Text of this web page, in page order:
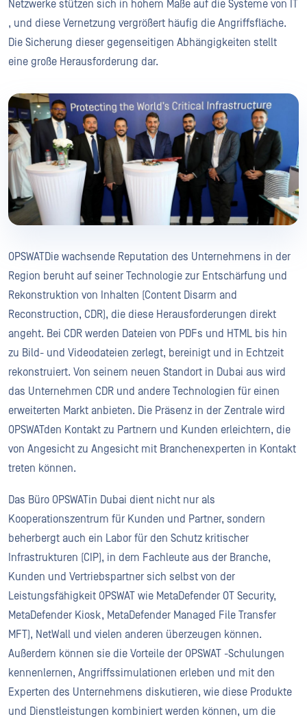
Netzwerke stützen sich in hohem Maße auf die Systeme von IT
, und diese Vernetzung vergrößert häufig die Angriffsfläche.
Die Sicherung dieser gegenseitigen Abhängigkeiten stellt
eine große Herausforderung dar.
OPSWATDie wachsende Reputation des Unternehmens in der
Region beruht auf seiner Technologie zur Entschärfung und
Rekonstruktion von Inhalten (Content Disarm and
Reconstruction, CDR), die diese Herausforderungen direkt
angeht. Bei CDR werden Dateien von PDFs und HTML bis hin
zu Bild- und Videodateien zerlegt, bereinigt und in Echtzeit
rekonstruiert. Von seinem neuen Standort in Dubai aus wird
das Unternehmen CDR und andere Technologien für einen
erweiterten Markt anbieten. Die Präsenz in der Zentrale wird
OPSWATden Kontakt zu Partnern und Kunden erleichtern, die
von Angesicht zu Angesicht mit Branchenexperten in Kontakt
treten können.
Das Büro OPSWATin Dubai dient nicht nur als
Kooperationszentrum für Kunden und Partner, sondern
beherbergt auch ein Labor für den Schutz kritischer
Infrastrukturen (CIP), in dem Fachleute aus der Branche,
Kunden und Vertriebspartner sich selbst von der
Leistungsfähigkeit OPSWAT wie MetaDefender OT Security,
MetaDefender Kiosk, MetaDefender Managed File Transfer
MFT), NetWall und vielen anderen überzeugen können.
Außerdem können sie die Vorteile der OPSWAT -Schulungen
kennenlernen, Angriffssimulationen erleben und mit den
Experten des Unternehmens diskutieren, wie diese Produkte
und Dienstleistungen kombiniert werden können, um die